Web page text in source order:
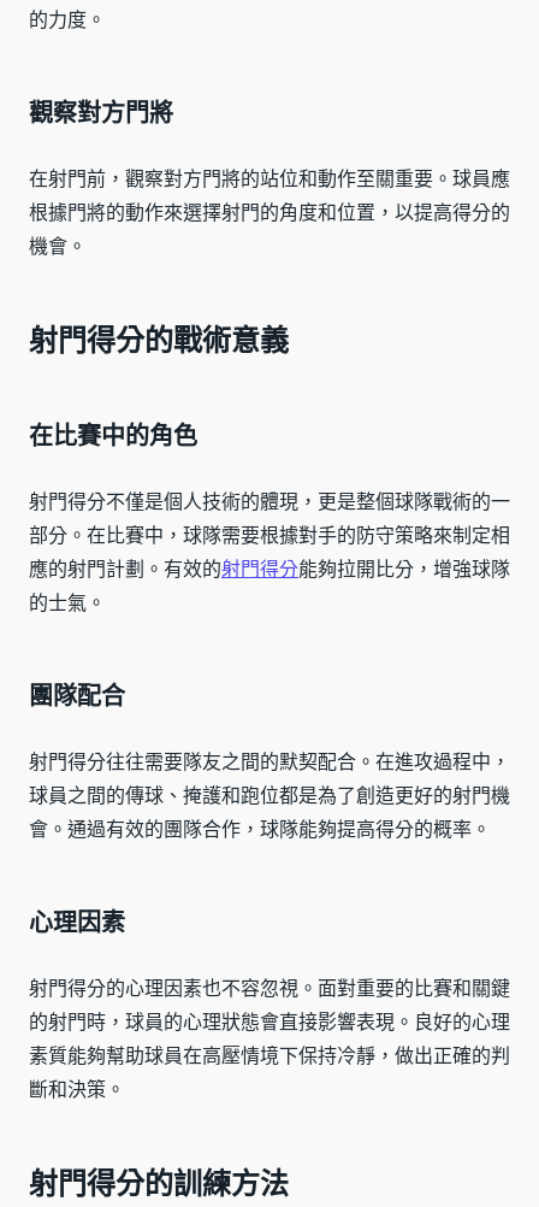
的力度。
觀察對方門將
在射門前，觀察對方門將的站位和動作至關重要。球員應
根據門將的動作來選擇射門的角度和位置，以提高得分的
機會。
射門得分的戰術意義
在比賽中的角色
射門得分不僅是個人技術的體現，更是整個球隊戰術的一
部分。在比賽中，球隊需要根據對手的防守策略來制定相
應的射門計劃。有效的射門得分能夠拉開比分，增強球隊
的士氣。
團隊配合
射門得分往往需要隊友之間的默契配合。在進攻過程中，
球員之間的傳球、掩護和跑位都是為了創造更好的射門機
會。通過有效的團隊合作，球隊能夠提高得分的概率。
心理因素
射門得分的心理因素也不容忽視。面對重要的比賽和關鍵
的射門時，球員的心理狀態會直接影響表現。良好的心理
素質能夠幫助球員在高壓情境下保持冷靜，做出正確的判
斷和決策。
射門得分的訓練方法